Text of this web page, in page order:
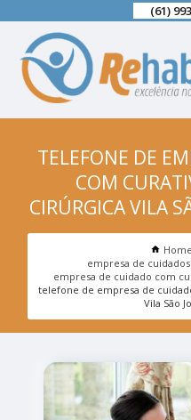
(61)
TELEFONE DE
COM
CIRÚRGICA VILA
Home
empresa de
empresa de cuidado com
telefone de empresa de
Vila São